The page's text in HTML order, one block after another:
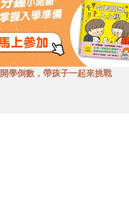
開學倒數，帶孩子一起來挑戰